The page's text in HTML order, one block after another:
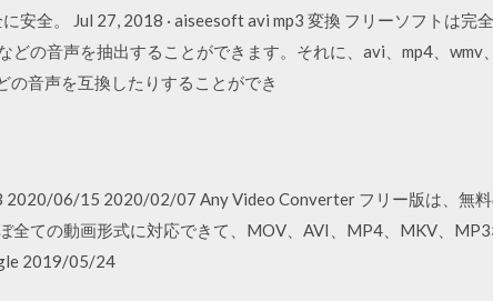
安全。 Jul 27, 2018 · aiseesoft avi mp3 変換 フリーソフトは完
どの音声を抽出することができます。それに、avi、mp4、wmv
の音声を互換したりすることができ
06/15 2020/02/07 Any Video Converter フリー版は、無料
全ての動画形式に対応できて、MOV、AVI、MP4、MKV、
2019/05/24